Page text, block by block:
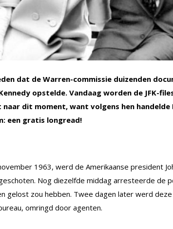
dat de Warren-commissie duizenden
opstelde. Vandaag worden de JFK-
dit moment, want volgens hen handelde
een gratis longread!
1963, werd de Amerikaanse president
Nog diezelfde middag arresteerde de
gelost zou hebben. Twee dagen later werd
omringd door agenten.